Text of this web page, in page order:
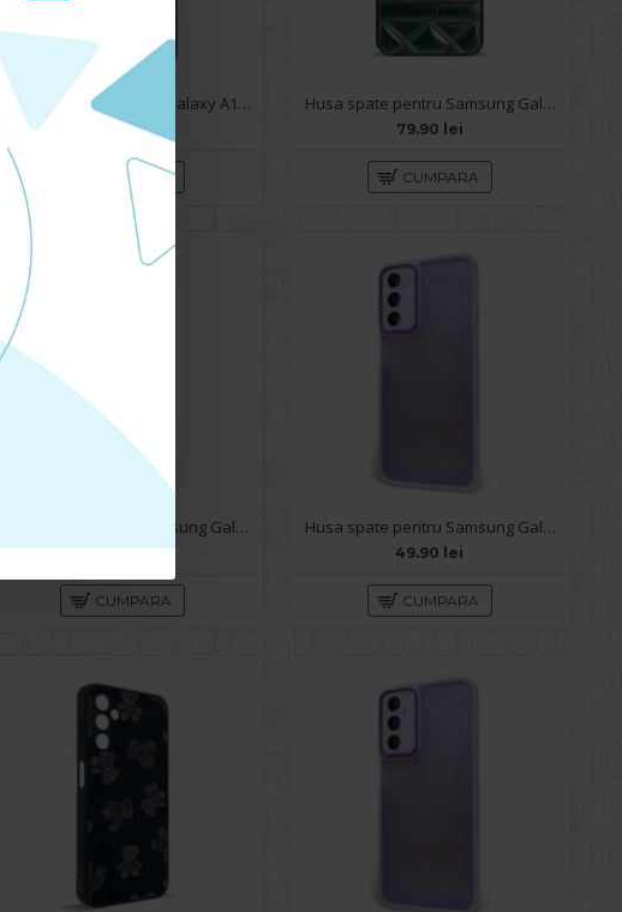
Husa pentru Samsung Galaxy A14 - Carte X-Power Gold
59.90 lei
CUMPARA
Husa spate pentru Samsung Galaxy A14- Tomo Case Verde
79.90 lei
CUMPARA
Husa spate pentru Samsung Galaxy A14- Catwalk Case Verde
49.90 lei
CUMPARA
Husa spate pentru Samsung Galaxy A14- Catwalk Case Mov
49.90 lei
CUMPARA